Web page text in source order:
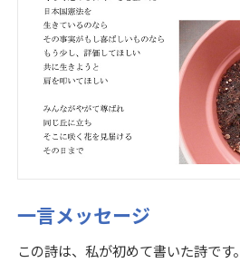
一言メッセージ
この詩は、私が初めて書いた詩です